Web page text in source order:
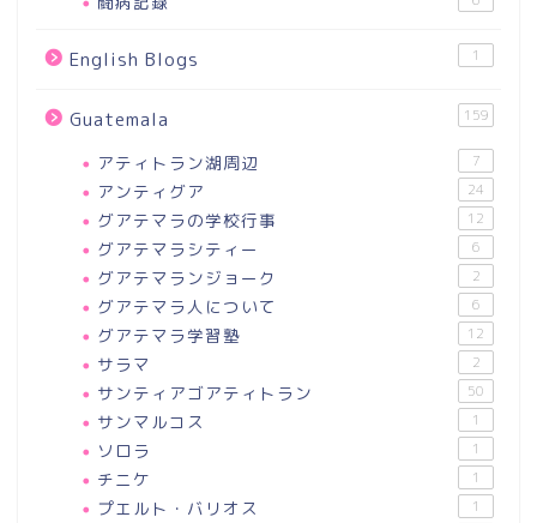
English Blogs 1
Guatemala 159
アティトラン湖周辺 7
アンティグア 24
グアテマラの学校行事 12
グアテマラシティー 6
グアテマランジョーク 2
グアテマラ人について 6
グアテマラ学習塾 12
サラマ 2
サンティアゴアティトラン 50
サンマルコス 1
ソロラ 1
チニケ 1
プエルト・バリオス 1